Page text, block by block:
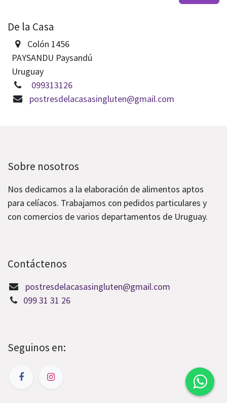
De la Casa
Colón 1456
PAYSANDU Paysandú
Uruguay
099313126
postresdelacasasingluten@gmail.com
Sobre nosotros
Nos dedicamos a la elaboración de alimentos aptos
para celíacos. Trabajamos con pedidos particulares y
con comercios de varios departamentos de Uruguay.
Contáctenos
postresdelacasasingluten@gmail.com
099 31 31 26
Seguinos en: